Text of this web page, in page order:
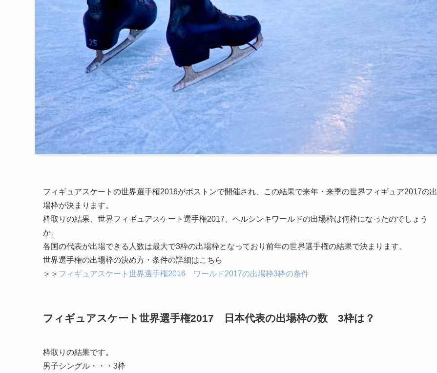
フィギュアスケートの世界選手権2016がボストンで開催され、この結果で来年・来季の世界フィギュア2017の出
場枠が決まります。
枠取りの結果、世界フィギュアスケート選手権2017、ヘルシンキワールドの出場枠は何枠になったのでしょう
か。
各国の代表が出場できる人数は最大で3枠の出場枠となっており前年の世界選手権の結果で決まります。
世界選手権の出場枠の決め方・条件の詳細はこちら
＞＞ フィギュアスケート世界選手権2016 ワールド2017の出場枠3枠の条件
フィギュアスケート世界選手権2017 日本代表の出場枠の数 3枠は？
枠取りの結果です。
男子シングル・・・3枠